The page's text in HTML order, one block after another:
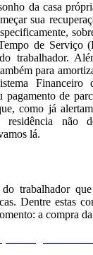
da casa
sua
de Serviço
trabalhador.
para
Financeiro
de
como já
residência não
lá.
trabalhador
Dentre estas
a compra